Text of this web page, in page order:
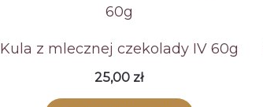
Kula z mlecznej czekolady IV 60g
25,00 zł